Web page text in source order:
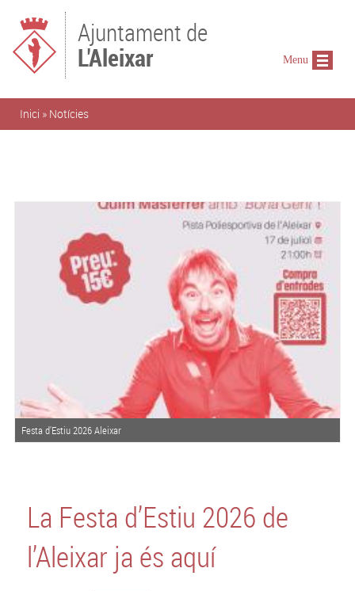
Ajuntament de
L'Aleixar
Esteu aquí
Inici » Notícies
Festa d'Estiu 2026 Aleixar
La Festa d’Estiu 2026 de
l’Aleixar ja és aquí
Menu